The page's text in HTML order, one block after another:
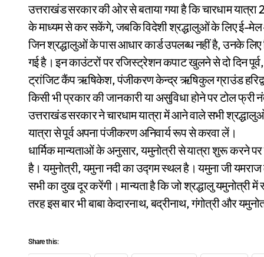
उत्तराखंड सरकार की ओर से बताया गया है कि चारधाम
के माध्यम से कर सकेंगे, जबकि विदेशी श्रद्धालुओं के लिए ई-मेल
जिन श्रद्धालुओं के पास आधार कार्ड उपलब्ध नहीं है, उनके लिए
गई है। इन काउंटरों पर रजिस्ट्रेशन कपाट खुलने से दो दिन
ट्रांजिट कैंप ऋषिकेश, पंजीकरण केन्द्र ऋषिकुल ग्राउंड
किसी भी प्रकार की जानकारी या असुविधा होने पर टोल
उत्तराखंड सरकार ने चारधाम यात्रा में आने वाले सभी
यात्रा से पूर्व अपना पंजीकरण अनिवार्य रूप से करवा लें।
धार्मिक मान्यताओं के अनुसार, यमुनोत्री से यात्रा शुरू करने
है। यमुनोत्री, यमुना नदी का उद्गम स्थल है। यमुना जी
सभी का दुख दूर करेंगी। मान्यता है कि जो श्रद्धालु यमुनोत्री
तरह इस बार भी बाबा केदारनाथ, बद्रीनाथ, गंगोत्री और
Share this: